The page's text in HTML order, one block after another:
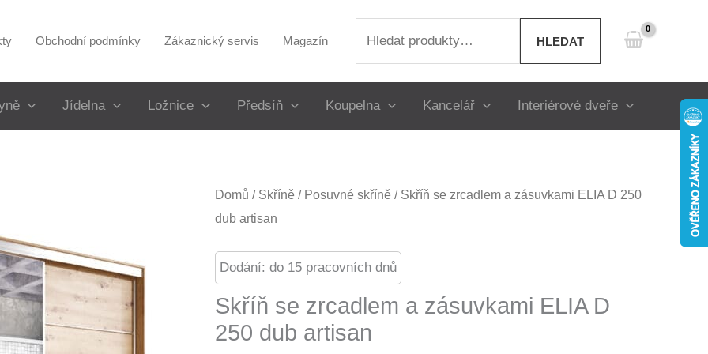
Obchodní podmínky Zákaznický servis Magazín HLEDAT
Jídelna Ložnice Předsíň Koupelna Kancelář Interiérové dveře
Domů / Skříně / Posuvné skříně / Skříň se zrcadlem a zásuvkami ELIA D 250
dub artisan
Dodání: do 15 pracovních dnů
Skříň se zrcadlem a zásuvkami ELIA D
250 dub artisan